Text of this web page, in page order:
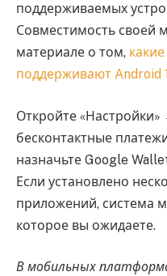
поддерживаемых
Совместимость своей
материале о том,
поддерживают Android
Откройте
бесконтактные
назначьте Google
Если установлено
приложений, система
которое вы ожидаете.
В мобильных